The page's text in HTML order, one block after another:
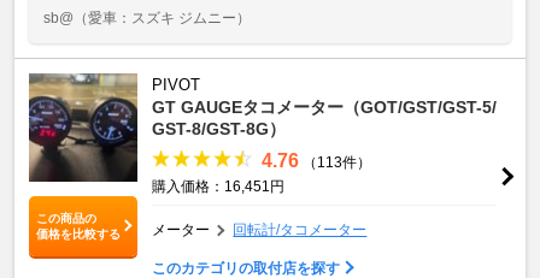
sb@ （愛車：スズキ ジムニー）
この商品の
価格を比較する
PIVOT
GT GAUGEタコメーター（GOT/GST/GST-5/
GST-8/GST-8G）
4.76
（113件）
購入価格：16,451円
メーター 回転計/タコメーター
このカテゴリの取付店を探す